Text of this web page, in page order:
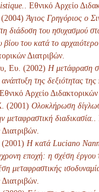
. Εθνικό Αρχείο
Άγιος Γρηγόριος ο
διάδοση του ησυχασμού
του κατά το
Διατριβών.
Ευ. (2002) Η μετάφραση
της δεξιότητας της
Εθνικό Αρχείο
(2001) Ολοκλήρωση
μεταφραστική διαδικασία.
(2001) Η κατά Luciano
εποχή: η σχέση έργου
μεταφραστικής